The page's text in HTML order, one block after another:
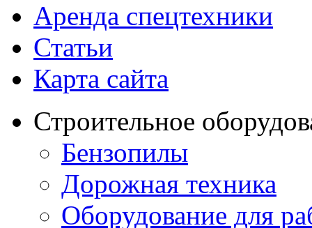
Аренда спецтехники
Статьи
Карта сайта
Строительное
Бензопилы
Дорожная техника
Оборудование для